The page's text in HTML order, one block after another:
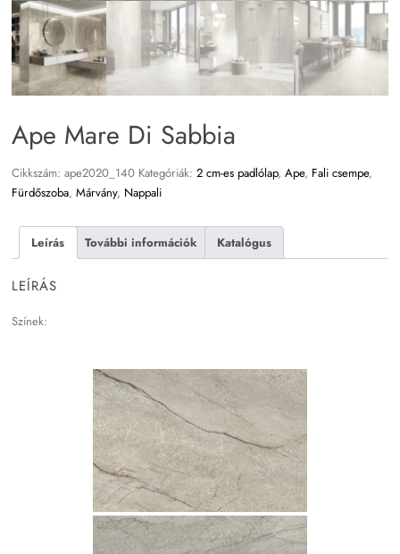
Ape Mare Di Sabbia
Cikkszám:ape2020_140 Kategóriák:2 cm-es padlólap,Ape, Fali csempe,
Fürdőszoba,Márvány, Nappali
Leírás További információk Katalógus
LEÍRÁS
Színek: